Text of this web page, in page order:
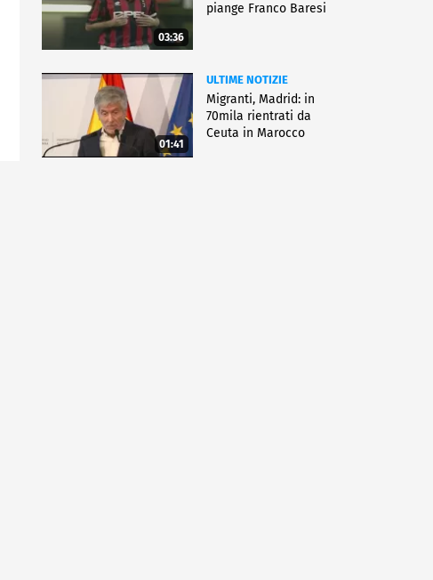
03:36
piange Franco Baresi
01:41
ULTIME NOTIZIE
Migranti, Madrid: in
70mila rientrati da
Ceuta in Marocco